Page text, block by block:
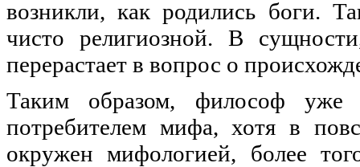
возникли, как родились боги.
чисто религиозной. В
перерастает в вопрос о
Таким образом, философ уже
потребителем мифа, хотя в
окружен мифологией, более